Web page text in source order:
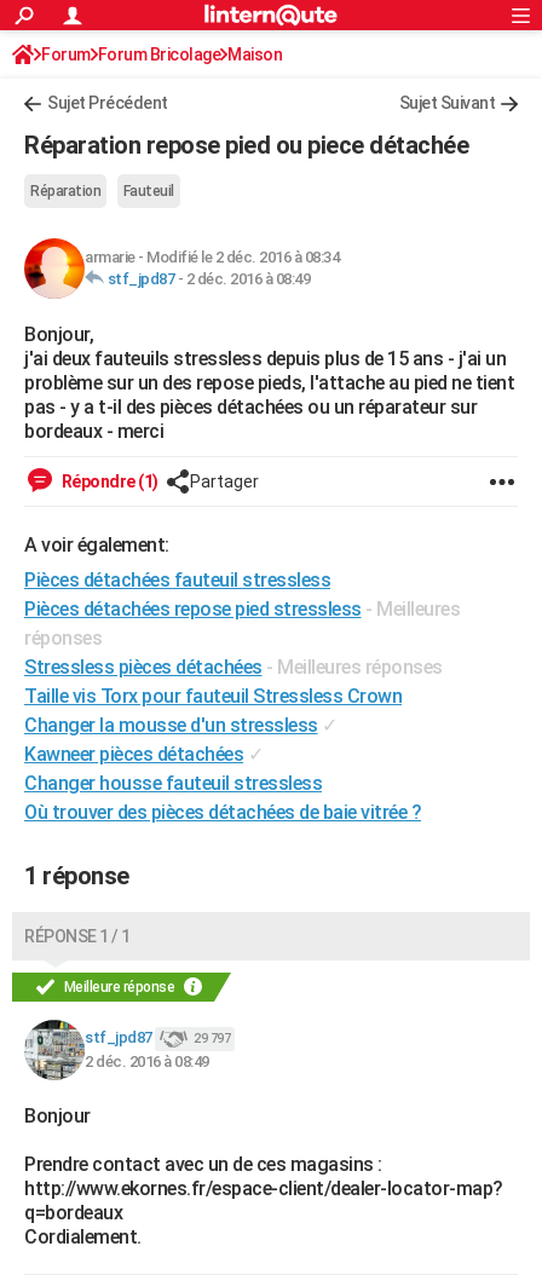
ACTUALITÉS
Politique
Société
Faits Divers
Education
Monde
Villes
+
Essais
Réserver un essai
Citadines
Berlines
SUV
Forum auto
+HIGH-TECH
BRICOLAGE
Forum
Aménagement intérieur
Extérieur
Cuisine
Salle de bains
Jardinage
Rangement
WEEK-END
Guides de France
Escapades
Patrimoine
Expositions
Musées
Week-end nature
+LIFESTYLE
Art de vivre
Bien-être
Loisirs
Mode
Modes de vie
SANTE
PHOTO
GUIDES D'ACHAT
BONS PLANS
CARTE DE VOEUX
Carte de Noël
Carte Bonne année
Carte Saint-Valentin
Carte Pâques
Carte d'anniversaire
DICTIONNAIRE
Dictionnaire
Biographies
Citations
Expressions
Proverbes
PROGRAMME TV
COPAINS D'AVANT
Bricolage
Lifestyle
Culture
Sport
Auto
Television
Voyage
Cinema
S'inscrire
Connexion
Forum Forum Bricolage Maison
Sujet Précédent Sujet Suivant
Réparation repose pied ou piece détachée
Réparation Fauteuil
armarie- Modifié le 2 déc. 2016 à 08:34
stf_jpd87- 2 déc. 2016 à 08:49
Bonjour,
j'ai deux fauteuils stressless depuis plus de 15 ans - j'ai un
problème sur un des repose pieds, l'attache au pied ne tient
pas - y a t-il des pièces détachées ou un réparateur sur
bordeaux - merci
Répondre (1) Partager
A voir également:
Pièces détachées fauteuil stressless
Pièces détachées repose pied stressless - Meilleures
réponses
Stressless pièces détachées - Meilleures réponses
Taille vis Torx pour fauteuil Stressless Crown
Changer la mousse d'un stressless ✓
Kawneer pièces détachées ✓
Changer housse fauteuil stressless
Où trouver des pièces détachées de baie vitrée ?
1 réponse
RÉPONSE 1 / 1
Meilleure réponse
stf_jpd87 29 797
2 déc. 2016 à 08:49
Bonjour
Prendre contact avec un de ces magasins :
http://www.ekornes.fr/espace-client/dealer-locator-map?
q=bordeaux
Cordialement.